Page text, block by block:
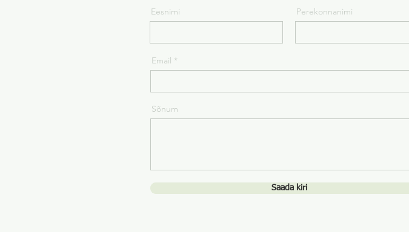
Eesnimi Perekonnanimi
Email
Sõnum
Saada kiri